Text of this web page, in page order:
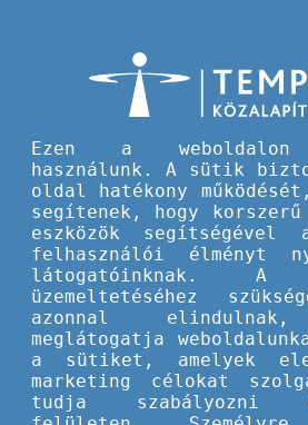
Megjelent
Az EACEA
megszerzéséhez a
Oktatási,
Ezen a
használunk. A sütik
oldal hatékony
segítenek, hogy korszerű
eszközök segítségével
felhasználói élményt
látogatóinknak. A
üzemeltetéséhez
azonnal
meglátogatja
a sütiket, amelyek
marketing célokat
tudja szabályozni